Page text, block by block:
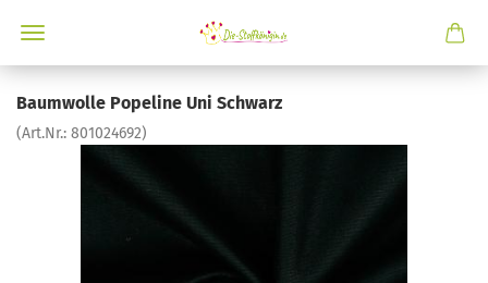
Baumwolle Popeline Uni Schwarz
(Art.Nr.: 801024692)